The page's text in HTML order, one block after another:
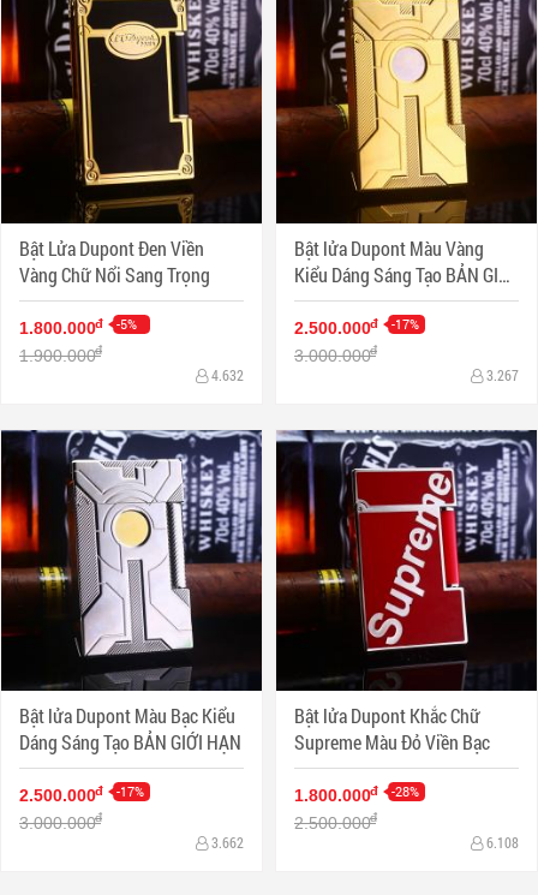
Bật Lửa Dupont Đen Viền
Vàng Chữ Nổi Sang Trọng
1.800.000đ -5%
1.900.000đ
4.632
Bật lửa Dupont Màu Vàng
Kiểu Dáng Sáng Tạo BẢN GIỚI
HẠN
2.500.000đ -17%
3.000.000đ
3.267
Bật lửa Dupont Màu Bạc Kiểu
Dáng Sáng Tạo BẢN GIỚI HẠN
2.500.000đ -17%
3.000.000đ
3.662
Bật lửa Dupont Khắc Chữ
Supreme Màu Đỏ Viền Bạc
1.800.000đ -28%
2.500.000đ
6.108